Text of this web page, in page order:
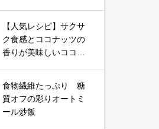
【人気レシピ】サクサ
ク食感とココナッツの
香りが美味しいココナ
食物繊維たっぷり 糖
質オフの彩りオートミ
ール炒飯